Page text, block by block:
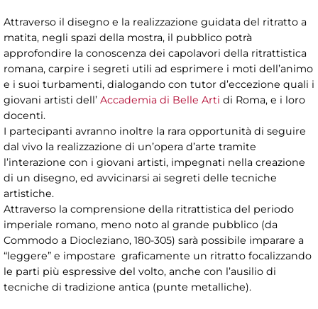
Attraverso il disegno e la realizzazione guidata del ritratto a
matita, negli spazi della mostra, il pubblico potrà
approfondire la conoscenza dei capolavori della ritrattistica
romana, carpire i segreti utili ad esprimere i moti dell’animo
e i suoi turbamenti, dialogando con tutor d’eccezione quali i
giovani artisti dell’ Accademia di Belle Arti di Roma, e i loro
docenti.
I partecipanti avranno inoltre la rara opportunità di seguire
dal vivo la realizzazione di un’opera d’arte tramite
l’interazione con i giovani artisti, impegnati nella creazione
di un disegno, ed avvicinarsi ai segreti delle tecniche
artistiche.
Attraverso la comprensione della ritrattistica del periodo
imperiale romano, meno noto al grande pubblico (da
Commodo a Diocleziano, 180-305) sarà possibile imparare a
“leggere” e impostare graficamente un ritratto focalizzando
le parti più espressive del volto, anche con l’ausilio di
tecniche di tradizione antica (punte metalliche).